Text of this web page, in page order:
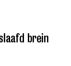
brein